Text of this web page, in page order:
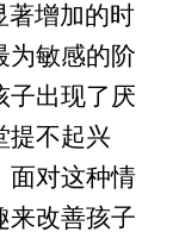
著增加的时
为敏感的阶
子出现了厌
提不起兴
面对这种情
来改善孩子